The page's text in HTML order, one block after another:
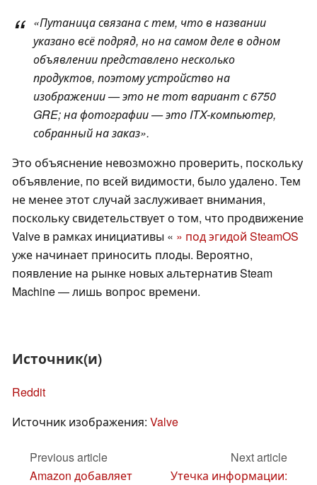
«Путаница связана с тем, что в названии
указано всё подряд, но на самом деле в одном
объявлении представлено несколько
продуктов, поэтому устройство на
изображении — это не тот вариант с 6750
GRE; на фотографии — это ITX-компьютер,
собранный на заказ».
Это объяснение невозможно проверить, поскольку
объявление, по всей видимости, было удалено. Тем
не менее этот случай заслуживает внимания,
поскольку свидетельствует о том, что продвижение
Valve в рамках инициативы « » под эгидой SteamOS
уже начинает приносить плоды. Вероятно,
появление на рынке новых альтернатив Steam
Machine — лишь вопрос времени.
Источник(и)
Reddit
Источник изображения: Valve
Previous article
Amazon добавляет
Next article
Утечка информации: